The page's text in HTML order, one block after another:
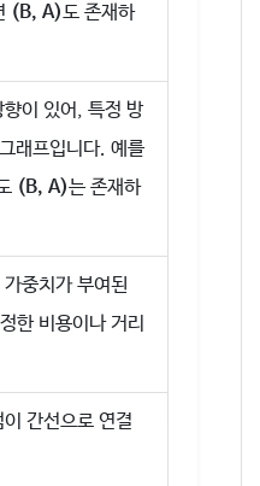
(B, A)도 존재하
이 있어, 특정 방
래프입니다. 예를
(B, A)는 존재하
중치가 부여된
한 비용이나 거리
간선으로 연결